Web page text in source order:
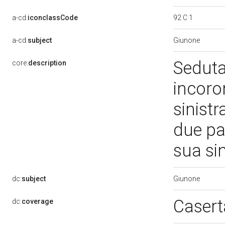
a-cd:iconclassCode 92 C 1
a-cd:subject Giunone
core:description
due
sua
dc:subject Giunone
dc:coverage